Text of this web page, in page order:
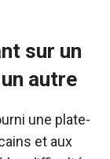
sur un
autre
une plate-
et aux